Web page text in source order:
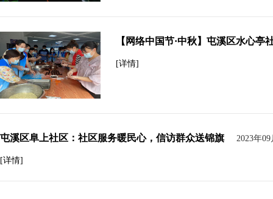
【网络中国节·中秋】屯溪区水心亭
[详情]
屯溪区阜上社区：社区服务暖民心，信访群众送锦旗 2023年
[详情]